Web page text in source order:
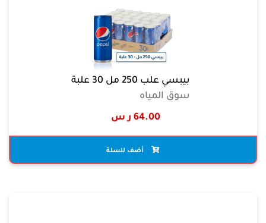
بيبسي علب 250 مل 30 علبة
سوق المياه
64.00 ر س
أضف للسلة